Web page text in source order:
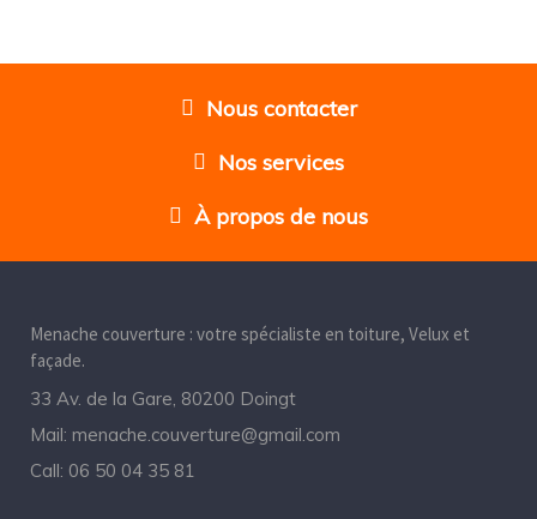
Nous contacter
Nos services
À propos de nous
Menache couverture : votre spécialiste en toiture, Velux et
façade.
33 Av. de la Gare, 80200 Doingt
Mail: menache.couverture@gmail.com
Call: 06 50 04 35 81